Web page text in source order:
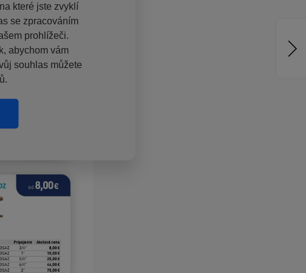
které jste zvyklí
se zpracováním
prohlížeči.
abychom vám
souhlas můžete